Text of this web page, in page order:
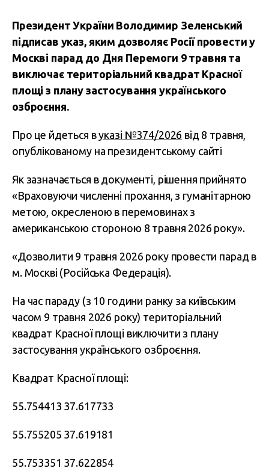
Президент України Володимир Зеленський
підписав указ, яким дозволяє Росії провести у
Москві парад до Дня Перемоги 9 травня та
виключає територіальний квадрат Красної
площі з плану застосування українського
озброєння.
Про це йдеться вуказі №374/2026 від 8 травня,
опублікованому на президентському сайті
Як зазначається в документі, рішення прийнято
«Враховуючи численні прохання, з гуманітарною
метою, окресленою в перемовинах з
американською стороною 8 травня 2026 року».
«Дозволити 9 травня 2026 року провести парад в
м. Москві (Російська Федерація).
На час параду (з 10 години ранку за київським
часом 9 травня 2026 року) територіальний
квадрат Красної площі виключити з плану
застосування українського озброєння.
Квадрат Красної площі:
55.754413 37.617733
55.755205 37.619181
55.753351 37.622854